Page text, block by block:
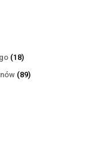
1818
produktów
8989